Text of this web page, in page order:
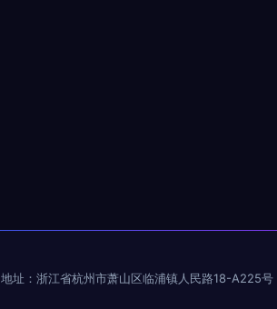
地址：浙江省杭州市萧山区临浦镇人民路18-A225号